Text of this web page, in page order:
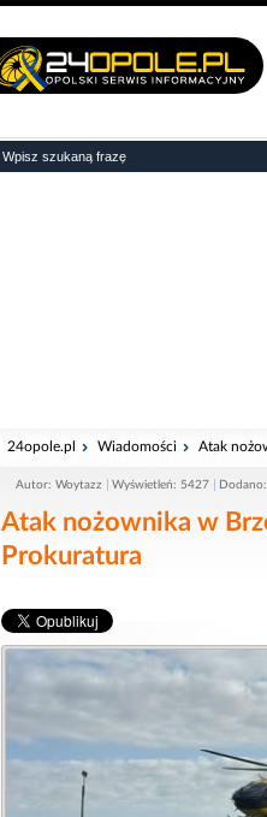
24opole.pl Wiadomości Atak
Autor: Woytazz Wyświetleń: 5427
Atak nożownika w
Prokuratura